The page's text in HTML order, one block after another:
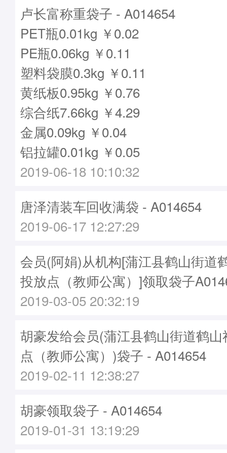
卢长富称重袋子 - A014654
PET瓶0.01kg ￥0.02
PE瓶0.06kg ￥0.11
塑料袋膜0.3kg ￥0.11
黄纸板0.95kg ￥0.76
综合纸7.66kg ￥4.29
金属0.09kg ￥0.04
铝拉罐0.01kg ￥0.05
2019-06-18 10:10:32
唐泽清装车回收满袋 - A014654
2019-06-17 12:27:29
会员(阿娟)从机构[蒲江县鹤山街道
投放点（教师公寓）]领取袋子
2019-03-05 20:32:19
胡豪发给会员(蒲江县鹤山街道鹤
点（教师公寓）)袋子 - A014654
2019-02-11 12:38:27
胡豪领取袋子 - A014654
2019-01-31 13:19:29